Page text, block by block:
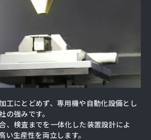
工にとどめず、専用機や自動化設備とし
の強みです。
、検査までを一体化した装置設計によ
い生産性を両立します。